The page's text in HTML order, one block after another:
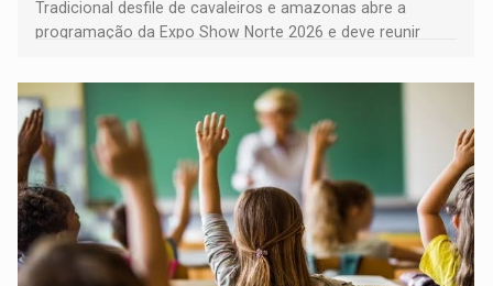
Tradicional desfile de cavaleiros e amazonas abre a
programação da Expo Show Norte 2026 e deve reunir